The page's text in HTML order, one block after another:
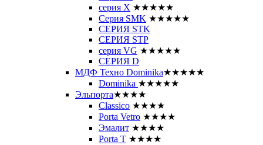
серия X ★★★★★
Серия SMK ★★★★★
СЕРИЯ STK
СЕРИЯ STP
серия VG ★★★★★
СЕРИЯ D
МДФ Техно Dominika★★★★★
Dominika ★★★★★
Эльпорта★★★★
Classico ★★★★
Porta Vetro ★★★★
Эмалит ★★★★
Porta T ★★★★